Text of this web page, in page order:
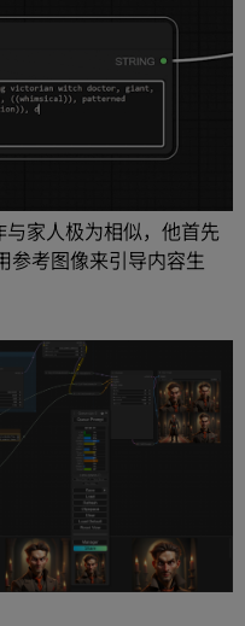
家人极为相似，他首先
参考图像来引导内容生